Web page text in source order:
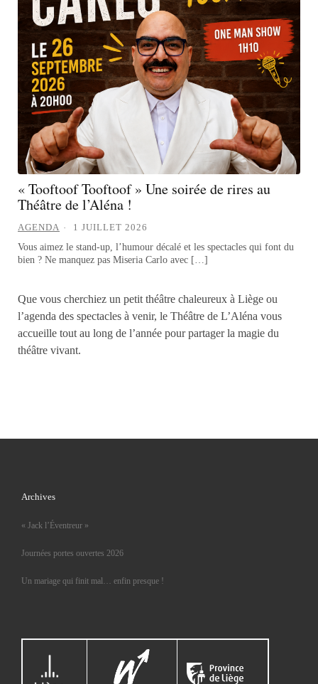
« Tooftoof Tooftoof » Une soirée de rires au
Théâtre de l’Aléna !
AGENDA
1 JUILLET 2026
Vous aimez le stand-up, l’humour décalé et les spectacles qui font du
bien ? Ne manquez pas Miseria Carlo avec […]
Que vous cherchiez un petit théâtre chaleureux à Liège ou
l’agenda des spectacles à venir, le Théâtre de L’Aléna vous
accueille tout au long de l’année pour partager la magie du
théâtre vivant.
Archives
« Jack l’Éventreur »
Journées portes ouvertes 2026
Un mariage qui finit mal… enfin presque !